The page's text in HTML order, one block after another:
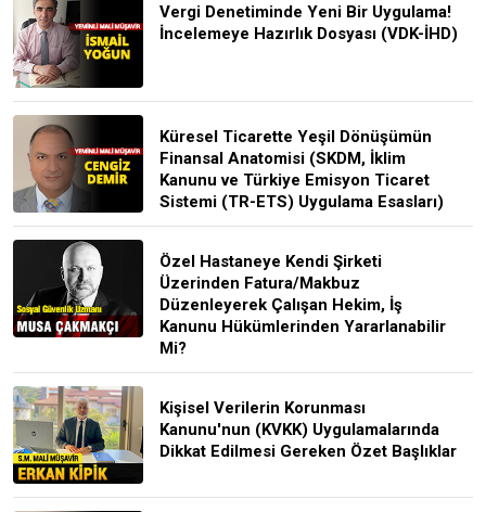
Vergi Denetiminde Yeni Bir Uygulama!
İncelemeye Hazırlık Dosyası (VDK-İHD)
Küresel Ticarette Yeşil Dönüşümün
Finansal Anatomisi (SKDM, İklim
Kanunu ve Türkiye Emisyon Ticaret
Sistemi (TR-ETS) Uygulama Esasları)
Özel Hastaneye Kendi Şirketi
Üzerinden Fatura/Makbuz
Düzenleyerek Çalışan Hekim, İş
Kanunu Hükümlerinden Yararlanabilir
Mi?
Kişisel Verilerin Korunması
Kanunu'nun (KVKK) Uygulamalarında
Dikkat Edilmesi Gereken Özet Başlıklar